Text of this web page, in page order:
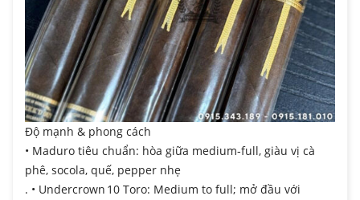
Độ mạnh & phong cách
• Maduro tiêu chuẩn: hòa giữa medium‑full, giàu vị cà
phê, socola, quế, pepper nhẹ
. • Undercrown 10 Toro: Medium to full; mở đầu với